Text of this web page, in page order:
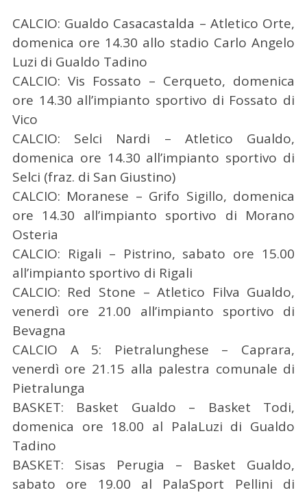
CALCIO: Gualdo Casacastalda – Atletico Orte,
domenica ore 14.30 allo stadio Carlo Angelo
Luzi di Gualdo Tadino
CALCIO: Vis Fossato – Cerqueto, domenica
ore 14.30 all’impianto sportivo di Fossato di
Vico
CALCIO: Selci Nardi – Atletico Gualdo,
domenica ore 14.30 all’impianto sportivo di
Selci (fraz. di San Giustino)
CALCIO: Moranese – Grifo Sigillo, domenica
ore 14.30 all’impianto sportivo di Morano
Osteria
CALCIO: Rigali – Pistrino, sabato ore 15.00
all’impianto sportivo di Rigali
CALCIO: Red Stone – Atletico Filva Gualdo,
venerdì ore 21.00 all’impianto sportivo di
Bevagna
CALCIO A 5: Pietralunghese – Caprara,
venerdì ore 21.15 alla palestra comunale di
Pietralunga
BASKET: Basket Gualdo – Basket Todi,
domenica ore 18.00 al PalaLuzi di Gualdo
Tadino
BASKET: Sisas Perugia – Basket Gualdo,
sabato ore 19.00 al PalaSport Pellini di
C
e
r
c
a
e
r
: